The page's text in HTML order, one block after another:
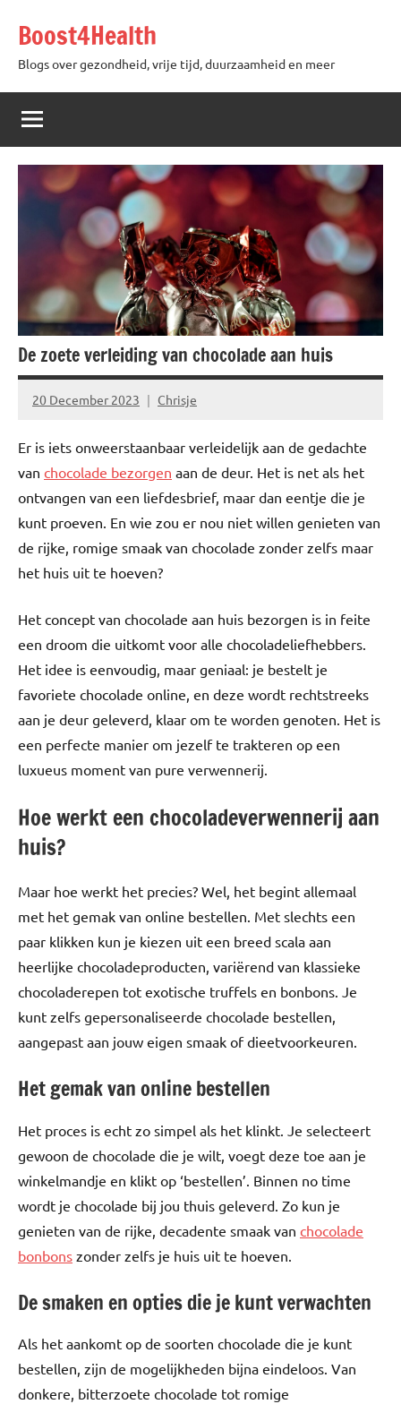
content
Boost4Health
Blogs over gezondheid, vrije tijd, duurzaamheid en meer
De zoete verleiding van chocolade aan huis
20 December 2023 Chrisje
Er is iets onweerstaanbaar verleidelijk aan de gedachte
van chocolade bezorgen aan de deur. Het is net als het
ontvangen van een liefdesbrief, maar dan eentje die je
kunt proeven. En wie zou er nou niet willen genieten van
de rijke, romige smaak van chocolade zonder zelfs maar
het huis uit te hoeven?
Het concept van chocolade aan huis bezorgen is in feite
een droom die uitkomt voor alle chocoladeliefhebbers.
Het idee is eenvoudig, maar geniaal: je bestelt je
favoriete chocolade online, en deze wordt rechtstreeks
aan je deur geleverd, klaar om te worden genoten. Het is
een perfecte manier om jezelf te trakteren op een
luxueus moment van pure verwennerij.
Hoe werkt een chocoladeverwennerij aan
huis?
Maar hoe werkt het precies? Wel, het begint allemaal
met het gemak van online bestellen. Met slechts een
paar klikken kun je kiezen uit een breed scala aan
heerlijke chocoladeproducten, variërend van klassieke
chocoladerepen tot exotische truffels en bonbons. Je
kunt zelfs gepersonaliseerde chocolade bestellen,
aangepast aan jouw eigen smaak of dieetvoorkeuren.
Het gemak van online bestellen
Het proces is echt zo simpel als het klinkt. Je selecteert
gewoon de chocolade die je wilt, voegt deze toe aan je
winkelmandje en klikt op ‘bestellen’. Binnen no time
wordt je chocolade bij jou thuis geleverd. Zo kun je
genieten van de rijke, decadente smaak van chocolade
bonbons zonder zelfs je huis uit te hoeven.
De smaken en opties die je kunt verwachten
Als het aankomt op de soorten chocolade die je kunt
bestellen, zijn de mogelijkheden bijna eindeloos. Van
donkere, bitterzoete chocolade tot romige